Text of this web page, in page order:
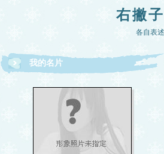
右撇
各自表
我的名片